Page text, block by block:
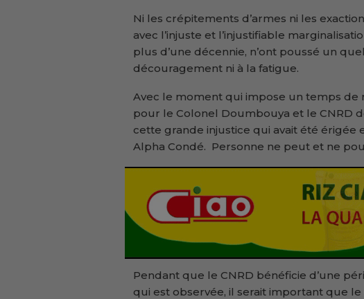
Ni les crépitements d’armes ni les
avec l’injuste et l’injustifiable
plus d’une décennie, n’ont poussé un
découragement ni à la fatigue.
Avec le moment qui impose un temps
pour le Colonel Doumbouya et le CNRD
cette grande injustice qui avait été érigée
Alpha Condé. Personne ne peut et ne
Pendant que le CNRD bénéficie d’une
qui est observée, il serait important que